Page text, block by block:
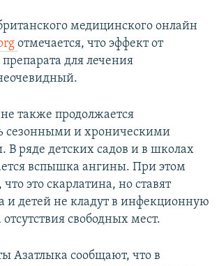
медицинского онлайн
отмечается, что эффект от
для лечения
также продолжается
сезонными и хроническими
В ряде детских садов и в школах
вспышка ангины. При этом
это скарлатина, но ставят
и детей не кладут в инфекционную
свободных мест.
Азатлыка сообщают, что в